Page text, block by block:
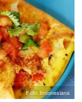
Foto: Indonesiana